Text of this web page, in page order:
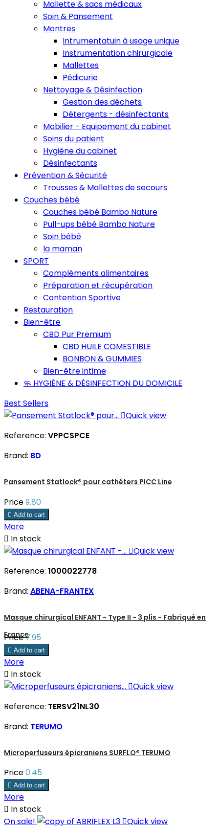
Mallette & sacs médicaux
Soin & Pansement
Montres
Intrumentatuin à usage unique
Instrumentation chirurgicale
Mallettes
Pédicurie
Nettoyage & Désinfection
Gestion des déchets
Détergents - désinfectants
Mobilier - Equipement du cabinet
Soins du patient
Hygiène du cabinet
Désinfectants
Prévention & Sécurité
Trousses & Mallettes de secours
Couches bébé
Couches bébé Bambo Nature
Pull-ups bébé Bambo Nature
Soin bébé
la maman
SPORT
Compléments alimentaires
Préparation et récupération
Contention Sportive
Restauration
Bien-être
CBD Pur Premium
CBD HUILE COMESTIBLE
BONBON & GUMMIES
Bien-être intime
🧼 HYGIÈNE & DÉSINFECTION DU DOMICILE
Best Sellers
Quick view
Reference: VPPCSPCE
Brand: BD
Pansement Statlock® pour cathéters PICC Line
Price9.80
 Add to cart
More
 In stock
Quick view
Reference: 1000022778
Brand: ABENA-FRANTEX
Masque chirurgical ENFANT - Type II - 3 plis - Fabriqué en
France
Price7.95
 Add to cart
More
 In stock
Quick view
Reference: TERSV21NL30
Brand: TERUMO
Microperfuseurs épicraniens SURFLO® TERUMO
Price0.45
 Add to cart
More
 In stock
On sale!
Quick view